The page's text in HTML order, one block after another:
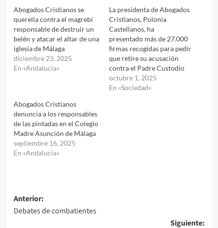
Abogados Cristianos se
querella contra el magrebí
responsable de destruir un
belén y atacar el altar de una
iglesia de Málaga
diciembre 23, 2025
En «Andalucía»
La presidenta de Abogados
Cristianos, Polonia
Castellanos, ha
presentado más de 27.000
firmas recogidas para pedir
que retire su acusación
contra el Padre Custodio
octubre 1, 2025
En «Sociedad»
Abogados Cristianos
denuncia a los responsables
de las pintadas en el Colegio
Madre Asunción de Málaga
septiembre 16, 2025
En «Andalucía»
Navegación
de
Anterior:
Debates de combatientes
Siguiente: